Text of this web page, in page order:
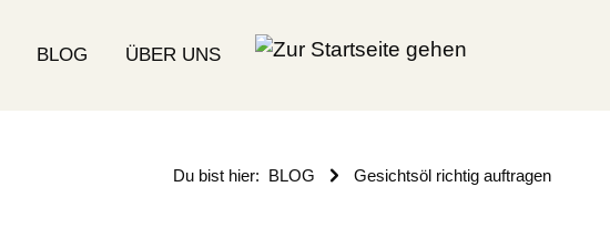
BLOG ÜBER UNS
Du bist hier: BLOG Gesichtsöl richtig auftragen